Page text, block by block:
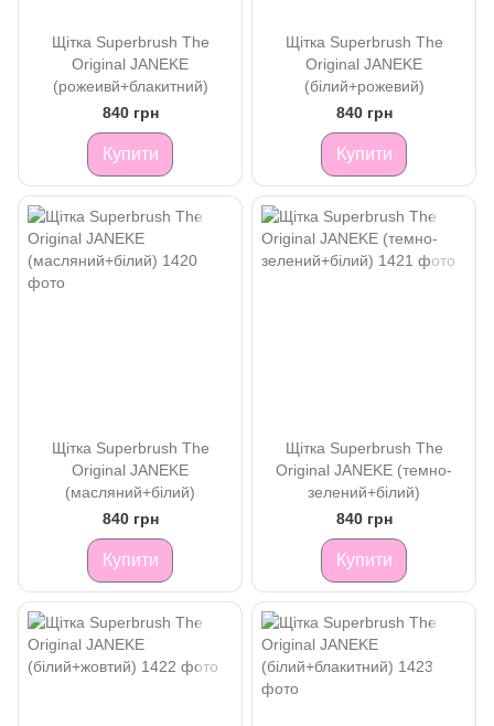
Щітка Superbrush The
Original JANEKE
(рожеивй+блакитний)
840 грн
Купити
Щітка Superbrush The
Original JANEKE
(білий+рожевий)
840 грн
Купити
Щітка Superbrush The
Original JANEKE
(масляний+білий)
840 грн
Купити
Щітка Superbrush The
Original JANEKE (темно-
зелений+білий)
840 грн
Купити